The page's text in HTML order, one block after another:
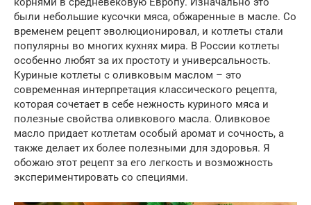
были небольшие кусочки мяса, обжаренные в масле. Со
временем рецепт эволюционировал, и котлеты стали
популярны во многих кухнях мира. В России котлеты
особенно любят за их простоту и универсальность.
Куриные котлеты с оливковым маслом – это
современная интерпретация классического рецепта,
которая сочетает в себе нежность куриного мяса и
полезные свойства оливкового масла. Оливковое
масло придает котлетам особый аромат и сочность, а
также делает их более полезными для здоровья. Я
обожаю этот рецепт за его легкость и возможность
экспериментировать со специями.